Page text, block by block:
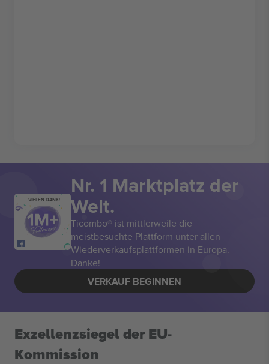
VIELEN DANK!
Nr. 1 Marktplatz der
Welt.
Ticombo® ist mittlerweile die
meistbesuchte Plattform unter allen
Wiederverkaufsplattformen in Europa.
Danke!
VERKAUF BEGINNEN
Exzellenzsiegel der EU-
Kommission